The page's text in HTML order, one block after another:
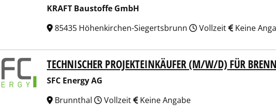
KRAFT Baustoffe GmbH
85435 Höhenkirchen-Siegertsbrunn
Vollzeit Keine
AG TECHNISCHER PROJEKTEINKÄUFER (M/W/D) FÜR
SFC Energy AG
Brunnthal
Vollzeit Keine Angabe